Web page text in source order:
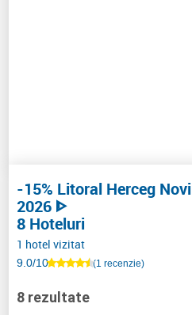
8 rezultate
-15% Litoral Herceg Novi
2026 ᐈ
8 Hoteluri
1 hotel vizitat
9.0/10 (1 recenzie)